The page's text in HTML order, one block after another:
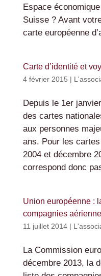
Espace
Suisse ? Avant
carte européenne
Carte d’identité et
4 février 2015 |
Depuis le 1er
des cartes
aux personnes
ans. Pour les
2004 et décembre
correspond donc
Union européenne :
compagnies
11 juillet 2014|
La Commission
décembre 2013, la